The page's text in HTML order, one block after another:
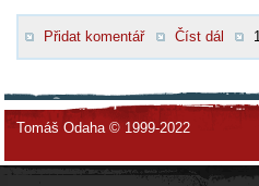
Přidat komentář Číst dál
Tomáš Odaha © 1999-2022